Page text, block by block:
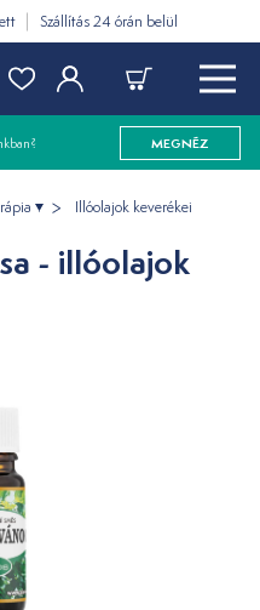
Szállítás 24 órán belül
MEGNÉZ
Illóolajok keverékei
- illóolajok